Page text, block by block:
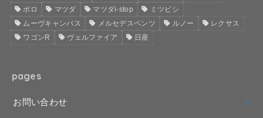
ポロ
マツダ マツダi-stop
ミツビシ
ムーヴキャンバス
メルセデスベンツ ルノー
レクサス
ワゴンR
ヴェルファイア 日産
pages
お問い合わせ